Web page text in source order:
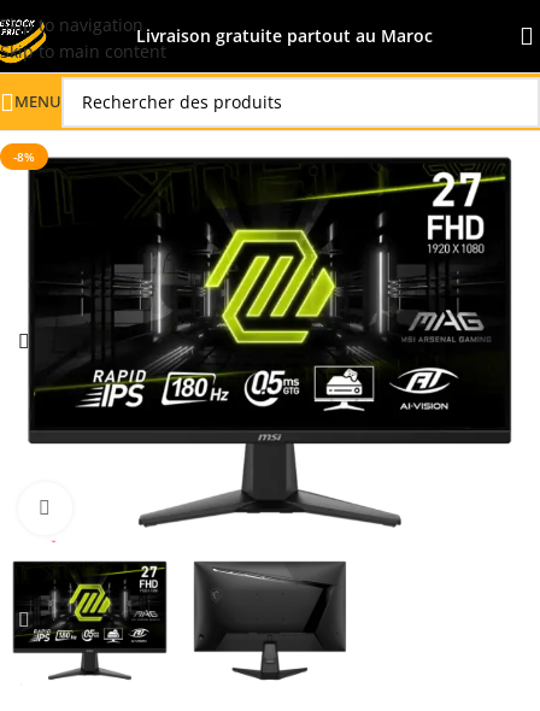
Skip to navigation
Skip to main content
Livraison gratuite partout au Maroc
MENU
-8%
Click to enlarge